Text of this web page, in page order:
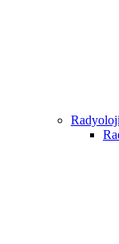
Radyoloji